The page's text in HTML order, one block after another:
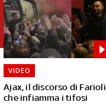
Ajax, il discorso di Farioli
che infiamma i tifosi
VIDEO